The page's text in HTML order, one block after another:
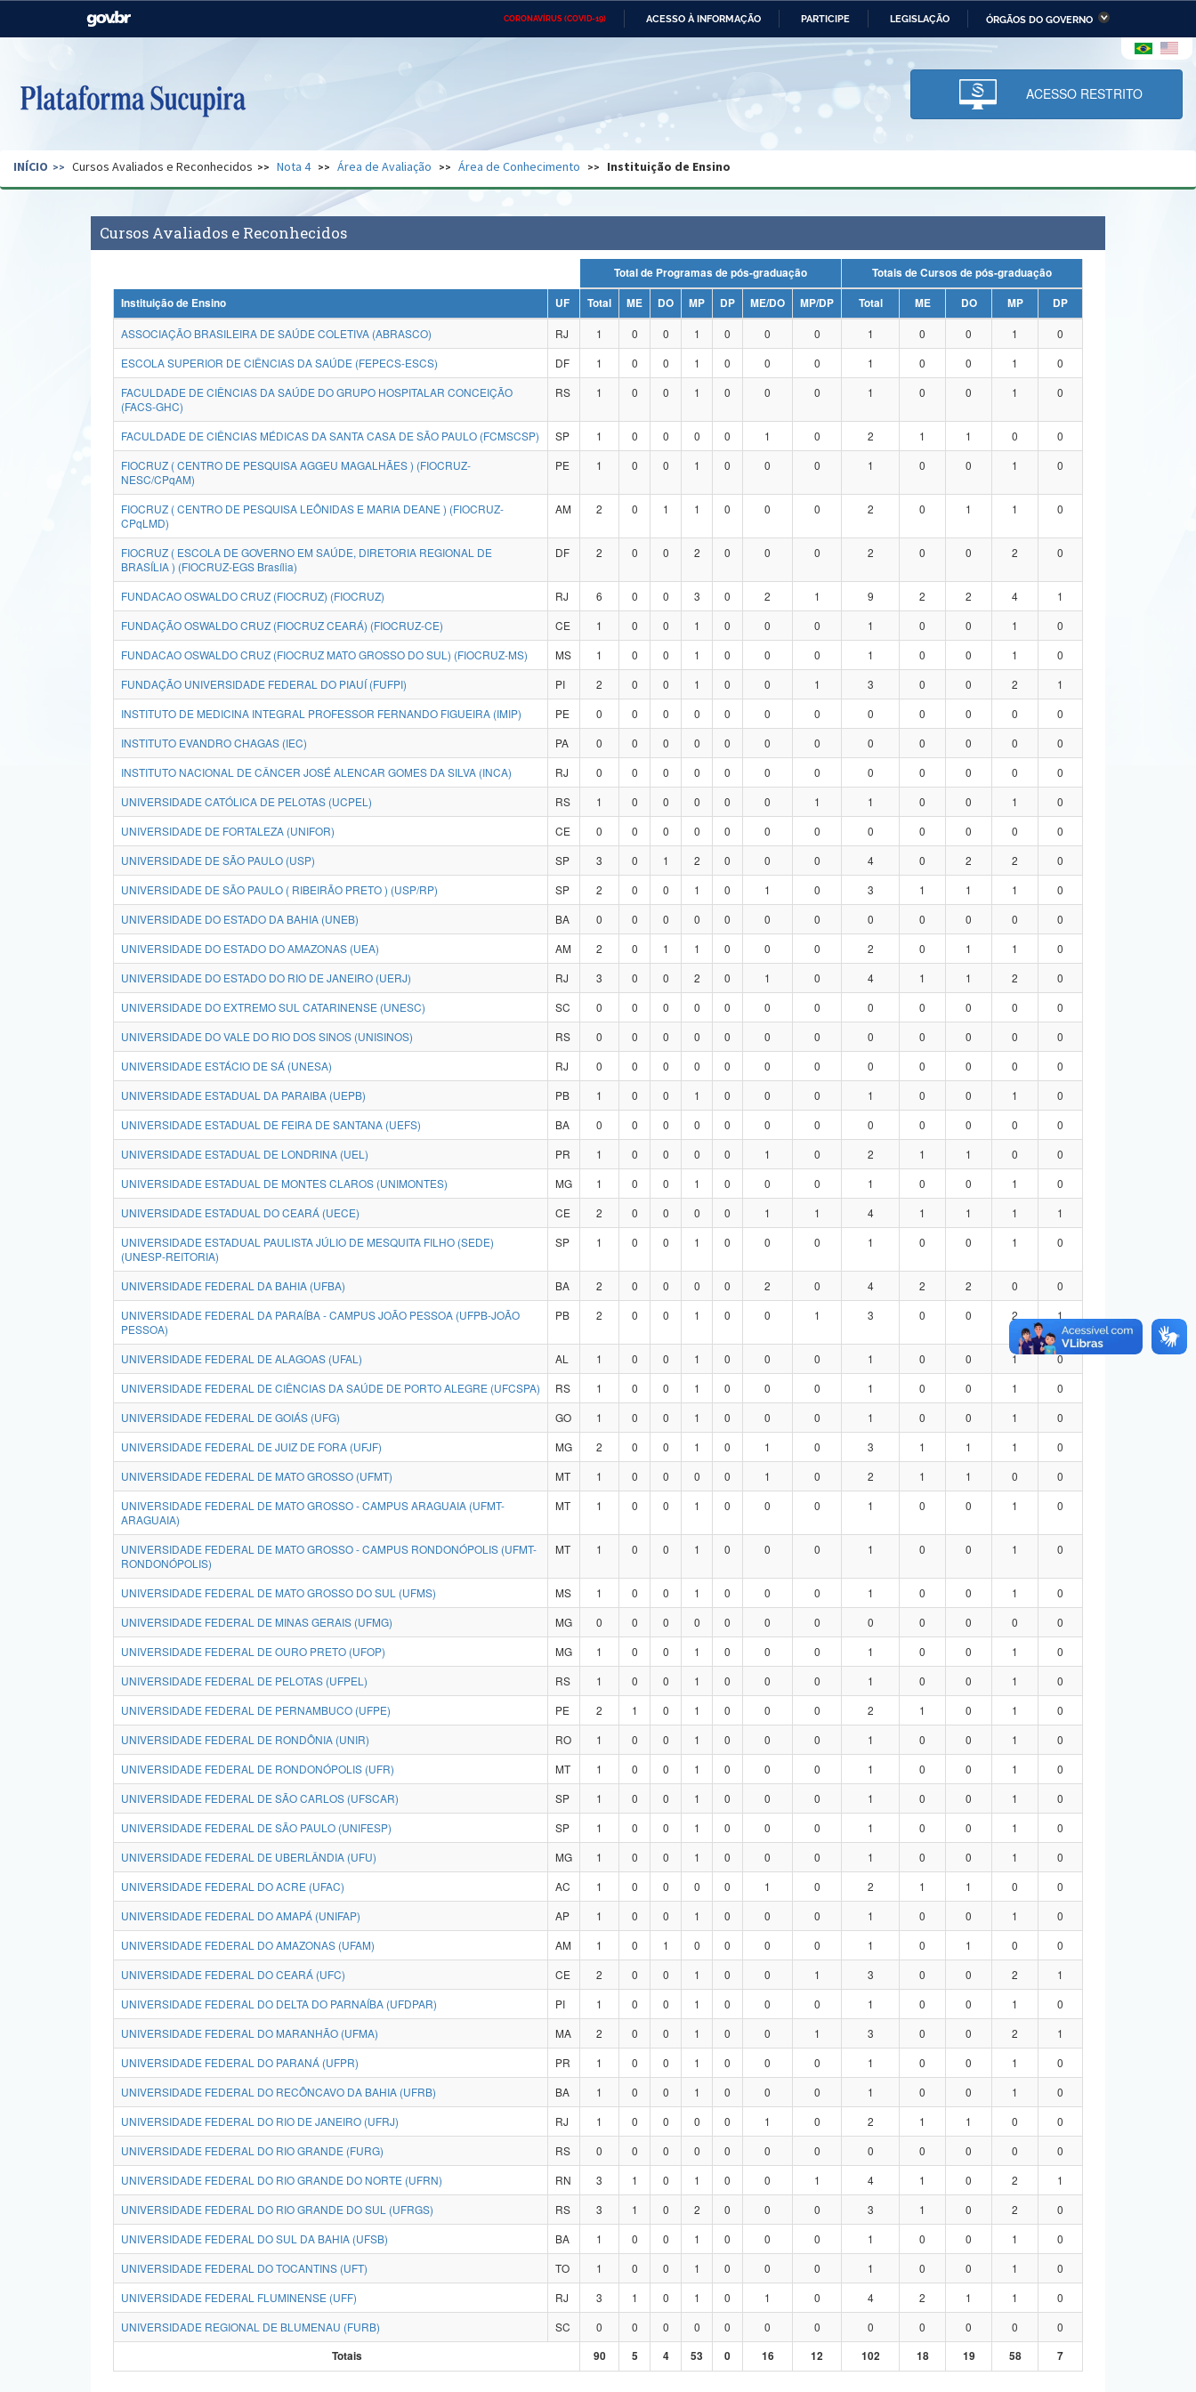
CORONAVÍRUS (COVID-19) ACESSO À INFORMAÇÃO PARTICIPE LEGISLAÇÃO ÓRGÃOS DO GOVERNO
Casa Civil Ministério das Relações Ministério da Economia Ministério da Infraestrutura
Pecuária e Abastecimento
Ministério da Ciência,
Tecnologia, Inovações e
Comunicações
Ministério do Desenvolvimento
Regional e dos Direitos Humanos
Secretaria de Governo Gabinete de Segurança Advocacia-Geral da União Banco Central do Brasil Planalto
ACESSO RESTRITO
INÍCIO Cursos Avaliados e Reconhecidos Nota 4 Área de Avaliação Área de Conhecimento Instituição de Ensino
Cursos Avaliados e Reconhecidos
Total de Programas de pós-graduação
Totais de Cursos de pós-graduação
Instituição de Ensino
UF Total ME DO MP DP ME/DO MP/DP Total ME DO MP
DP
ASSOCIAÇÃO BRASILEIRA DE SAÚDE COLETIVA (ABRASCO)
RJ 1 0 0 1 0 0 0 1 0 0 1
0
ESCOLA SUPERIOR DE CIÊNCIAS DA SAÚDE (FEPECS-ESCS)
DF 1 0 0 1 0 0 0 1 0 0 1
0
FACULDADE DE CIÊNCIAS DA SAÚDE DO GRUPO HOSPITALAR CONCEIÇÃO
(FACS-GHC)
RS 1 0 0 1 0 0 0 1 0 0 1 0
FACULDADE DE CIÊNCIAS MÉDICAS DA SANTA CASA DE SÃO PAULO (FCMSCSP) SP 1 0 0 0 0 1 0 2 1 1 0
0
FIOCRUZ ( CENTRO DE PESQUISA AGGEU MAGALHÃES ) (FIOCRUZ-
NESC/CPqAM)
PE 1 0 0 1 0 0 0 1 0 0 1 0
FIOCRUZ ( CENTRO DE PESQUISA LEÔNIDAS E MARIA DEANE ) (FIOCRUZ-
CPqLMD)
AM 2 0 1 1 0 0 0 2 0 1 1 0
FIOCRUZ ( ESCOLA DE GOVERNO EM SAÚDE, DIRETORIA REGIONAL DE
BRASÍLIA ) (FIOCRUZ-EGS Brasília)
DF 2 0 0 2 0 0 0 2 0 0 2 0
FUNDACAO OSWALDO CRUZ (FIOCRUZ) (FIOCRUZ) RJ 6 0 0 3 0 2 1 9 2 2 4
1
FUNDAÇÃO OSWALDO CRUZ (FIOCRUZ CEARÁ) (FIOCRUZ-CE)
CE 1 0 0 1 0 0 0 1 0 0 1
0
FUNDACAO OSWALDO CRUZ (FIOCRUZ MATO GROSSO DO SUL) (FIOCRUZ-MS)
MS 1 0 0 1 0 0 0 1 0 0 1
0
FUNDAÇÃO UNIVERSIDADE FEDERAL DO PIAUÍ (FUFPI)
PI 2 0 0 1 0 0 1 3 0 0 2
1
INSTITUTO DE MEDICINA INTEGRAL PROFESSOR FERNANDO FIGUEIRA (IMIP)
PE 0 0 0 0 0 0 0 0 0 0 0
0
INSTITUTO EVANDRO CHAGAS (IEC)
PA 0 0 0 0 0 0 0 0 0 0 0
0
INSTITUTO NACIONAL DE CÂNCER JOSÉ ALENCAR GOMES DA SILVA (INCA)
RJ 0 0 0 0 0 0 0 0 0 0 0
0
UNIVERSIDADE CATÓLICA DE PELOTAS (UCPEL)
RS 1 0 0 0 0 0 1 1 0 0 1
0
UNIVERSIDADE DE FORTALEZA (UNIFOR)
CE 0 0 0 0 0 0 0 0 0 0 0
0
UNIVERSIDADE DE SÃO PAULO (USP)
SP 3 0 1 2 0 0 0 4 0 2 2
0
UNIVERSIDADE DE SÃO PAULO ( RIBEIRÃO PRETO ) (USP/RP)
SP 2 0 0 1 0 1 0 3 1 1 1
0
UNIVERSIDADE DO ESTADO DA BAHIA (UNEB)
BA 0 0 0 0 0 0 0 0 0 0 0
0
UNIVERSIDADE DO ESTADO DO AMAZONAS (UEA)
AM 2 0 1 1 0 0 0 2 0 1 1
0
UNIVERSIDADE DO ESTADO DO RIO DE JANEIRO (UERJ)
RJ 3 0 0 2 0 1 0 4 1 1 2
0
UNIVERSIDADE DO EXTREMO SUL CATARINENSE (UNESC)
SC 0 0 0 0 0 0 0 0 0 0 0
0
UNIVERSIDADE DO VALE DO RIO DOS SINOS (UNISINOS)
RS 0 0 0 0 0 0 0 0 0 0 0
0
UNIVERSIDADE ESTÁCIO DE SÁ (UNESA)
RJ 0 0 0 0 0 0 0 0 0 0 0
0
UNIVERSIDADE ESTADUAL DA PARAIBA (UEPB)
PB 1 0 0 1 0 0 0 1 0 0 1
0
UNIVERSIDADE ESTADUAL DE FEIRA DE SANTANA (UEFS)
BA 0 0 0 0 0 0 0 0 0 0 0
0
UNIVERSIDADE ESTADUAL DE LONDRINA (UEL)
PR 1 0 0 0 0 1 0 2 1 1 0
0
UNIVERSIDADE ESTADUAL DE MONTES CLAROS (UNIMONTES)
MG 1 0 0 1 0 0 0 1 0 0 1
0
UNIVERSIDADE ESTADUAL DO CEARÁ (UECE)
CE 2 0 0 0 0 1 1 4 1 1 1
1
UNIVERSIDADE ESTADUAL PAULISTA JÚLIO DE MESQUITA FILHO (SEDE)
(UNESP-REITORIA)
SP 1 0 0 1 0 0 0 1 0 0 1 0
UNIVERSIDADE FEDERAL DA BAHIA (UFBA) BA 2 0 0 0 0 2 0 4 2 2 0
0
UNIVERSIDADE FEDERAL DA PARAÍBA - CAMPUS JOÃO PESSOA (UFPB-JOÃO
PESSOA)
PB 2 0 0 1 0 0 1 3 0 0 2 1
UNIVERSIDADE FEDERAL DE ALAGOAS (UFAL) AL 1 0 0 1 0 0 0 1 0 0 1
0
UNIVERSIDADE FEDERAL DE CIÊNCIAS DA SAÚDE DE PORTO ALEGRE (UFCSPA)
RS 1 0 0 1 0 0 0 1 0 0 1
0
UNIVERSIDADE FEDERAL DE GOIÁS (UFG)
GO 1 0 0 1 0 0 0 1 0 0 1
0
UNIVERSIDADE FEDERAL DE JUIZ DE FORA (UFJF)
MG 2 0 0 1 0 1 0 3 1 1 1
0
UNIVERSIDADE FEDERAL DE MATO GROSSO (UFMT)
MT 1 0 0 0 0 1 0 2 1 1 0
0
UNIVERSIDADE FEDERAL DE MATO GROSSO - CAMPUS ARAGUAIA (UFMT-
ARAGUAIA)
MT 1 0 0 1 0 0 0 1 0 0 1 0
UNIVERSIDADE FEDERAL DE MATO GROSSO - CAMPUS RONDONÓPOLIS (UFMT-
RONDONÓPOLIS)
MT 1 0 0 1 0 0 0 1 0 0 1 0
UNIVERSIDADE FEDERAL DE MATO GROSSO DO SUL (UFMS) MS 1 0 0 1 0 0 0 1 0 0 1
0
UNIVERSIDADE FEDERAL DE MINAS GERAIS (UFMG)
MG 0 0 0 0 0 0 0 0 0 0 0
0
UNIVERSIDADE FEDERAL DE OURO PRETO (UFOP)
MG 1 0 0 1 0 0 0 1 0 0 1
0
UNIVERSIDADE FEDERAL DE PELOTAS (UFPEL)
RS 1 0 0 1 0 0 0 1 0 0 1
0
UNIVERSIDADE FEDERAL DE PERNAMBUCO (UFPE)
PE 2 1 0 1 0 0 0 2 1 0 1
0
UNIVERSIDADE FEDERAL DE RONDÔNIA (UNIR)
RO 1 0 0 1 0 0 0 1 0 0 1
0
UNIVERSIDADE FEDERAL DE RONDONÓPOLIS (UFR)
MT 1 0 0 1 0 0 0 1 0 0 1
0
UNIVERSIDADE FEDERAL DE SÃO CARLOS (UFSCAR)
SP 1 0 0 1 0 0 0 1 0 0 1
0
UNIVERSIDADE FEDERAL DE SÃO PAULO (UNIFESP)
SP 1 0 0 1 0 0 0 1 0 0 1
0
UNIVERSIDADE FEDERAL DE UBERLÂNDIA (UFU)
MG 1 0 0 1 0 0 0 1 0 0 1
0
UNIVERSIDADE FEDERAL DO ACRE (UFAC)
AC 1 0 0 0 0 1 0 2 1 1 0
0
UNIVERSIDADE FEDERAL DO AMAPÁ (UNIFAP)
AP 1 0 0 1 0 0 0 1 0 0 1
0
UNIVERSIDADE FEDERAL DO AMAZONAS (UFAM)
AM 1 0 1 0 0 0 0 1 0 1 0
0
UNIVERSIDADE FEDERAL DO CEARÁ (UFC)
CE 2 0 0 1 0 0 1 3 0 0 2
1
UNIVERSIDADE FEDERAL DO DELTA DO PARNAÍBA (UFDPAR)
PI 1 0 0 1 0 0 0 1 0 0 1
0
UNIVERSIDADE FEDERAL DO MARANHÃO (UFMA)
MA 2 0 0 1 0 0 1 3 0 0 2
1
UNIVERSIDADE FEDERAL DO PARANÁ (UFPR)
PR 1 0 0 1 0 0 0 1 0 0 1
0
UNIVERSIDADE FEDERAL DO RECÔNCAVO DA BAHIA (UFRB)
BA 1 0 0 1 0 0 0 1 0 0 1
0
UNIVERSIDADE FEDERAL DO RIO DE JANEIRO (UFRJ)
RJ 1 0 0 0 0 1 0 2 1 1 0
0
UNIVERSIDADE FEDERAL DO RIO GRANDE (FURG)
RS 0 0 0 0 0 0 0 0 0 0 0
0
UNIVERSIDADE FEDERAL DO RIO GRANDE DO NORTE (UFRN)
RN 3 1 0 1 0 0 1 4 1 0 2
1
UNIVERSIDADE FEDERAL DO RIO GRANDE DO SUL (UFRGS)
RS 3 1 0 2 0 0 0 3 1 0 2
0
UNIVERSIDADE FEDERAL DO SUL DA BAHIA (UFSB)
BA 1 0 0 1 0 0 0 1 0 0 1
0
UNIVERSIDADE FEDERAL DO TOCANTINS (UFT)
TO 1 0 0 1 0 0 0 1 0 0 1
0
UNIVERSIDADE FEDERAL FLUMINENSE (UFF)
RJ 3 1 0 1 0 1 0 4 2 1 1
0
UNIVERSIDADE REGIONAL DE BLUMENAU (FURB)
SC 0 0 0 0 0 0 0 0 0 0 0
0
Totais
90 5 4 53 0 16 12 102 18 19 58 7